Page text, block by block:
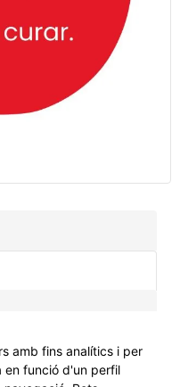
amb fins analítics i per
en funció d'un perfil